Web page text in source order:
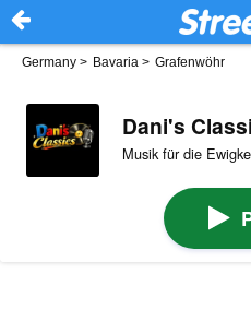
Germany > Bavaria > Grafenwöhr
Dani's
Musik für die